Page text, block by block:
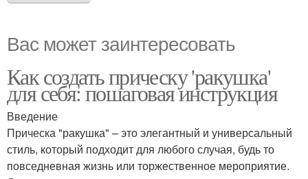
Вас может заинтересовать
Как создать прическу 'ракушка'
для себя: пошаговая инструкция
Введение
Прическа "ракушка" – это элегантный и универсальный
стиль, который подходит для любого случая, будь то
повседневная жизнь или торжественное мероприятие.